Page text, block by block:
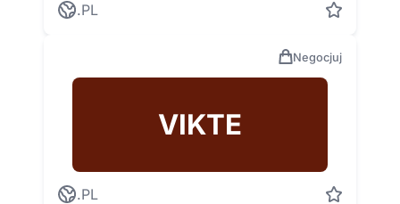
.PL
Negocjuj
VIKTE
.PL